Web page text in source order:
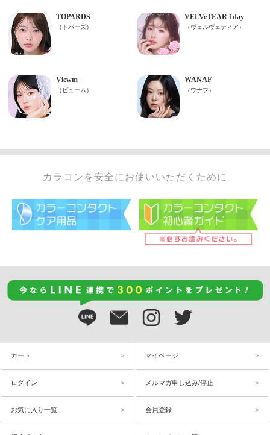
カラコンを安全にお使いいただくために
カート マイページ
ログイン メルマガ申し込み/停止
お気に入り一覧 会員登録